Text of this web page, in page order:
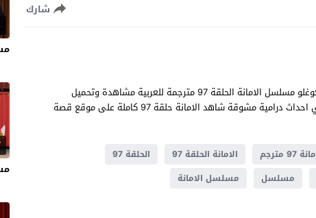
شارك
الامانة الحلقة 97 قصة عشق بطولة خليل ابراهيم جيهان و سيلا توركوغلو مسلسل الامانة الحلقة 97 مترجمة للعربية مشاهدة وتحميل
الامانة 97 يوتيوب جودة عالية قصة المسلسل التركي الامانة تدور في احداث ​​درامية مشوقة شاهد الامانة حلقة 97 كاملة على موقع قصة
97 مترجم الامانة الحلقة 97
الحلقة 97
مسلسل
مسلسل الامانة